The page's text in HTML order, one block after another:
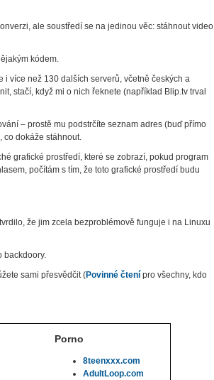
ale soustředí se na jedinou věc: stáhnout video
kódem.
i více než 130 dalších serverů, včetně českých a
stačí, když mi o nich řeknete (například Blip.tv trval
– prostě mu podstrčíte seznam adres (buď přímo
co dokáže stáhnout.
grafické prostředí, které se zobrazí, pokud program
počítám s tím, že toto grafické prostředí budu
že jim zcela bezproblémově funguje i na Linuxu
backdoory.
sami přesvědčit (Povinné čtenípro všechny, kdo
Porno
8teenxxx.com
AdultLoop.com